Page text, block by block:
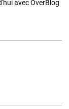
avec OverBlog